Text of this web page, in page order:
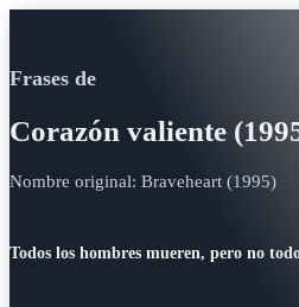
Frases de
Corazón valiente
Nombre original: Braveheart (1995)
Todos los hombres mueren, pero no